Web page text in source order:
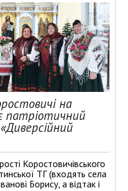
на
патріотичний
Коростовичівського
ТГ (входять села
Борису, а відтак і